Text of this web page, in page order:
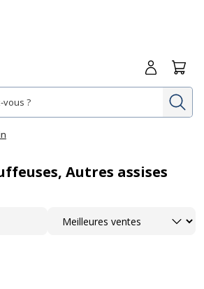
Me
Autres assises
Trier